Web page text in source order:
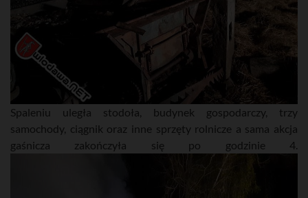
Spaleniu uległa stodoła, budynek gospodarczy, trzy
samochody, ciągnik oraz inne sprzęty rolnicze a sama akcja
gaśnicza zakończyła się po godzinie 4.